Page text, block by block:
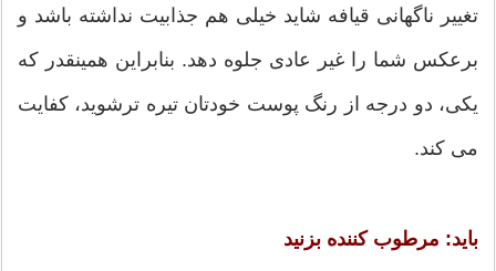
تغییر ناگهانی قیافه شاید خیلی هم جذابیت نداشته باشد و
برعکس شما را غیر عادی جلوه دهد. بنابراین همینقدر که
یکی، دو درجه از رنگ پوست خودتان تیره ترشوید، کفایت
می کند.
باید: مرطوب کننده بزنید